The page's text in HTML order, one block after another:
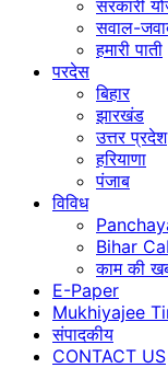
सरकारी
सवाल-
हमारी पाती
परदेस
बिहार
झारखंड
उत्तर प्रदेश
हरियाणा
पंजाब
विविध
Bihar
काम की
E-Paper
Mukhiyajee
संपादकीय
CONTACT US